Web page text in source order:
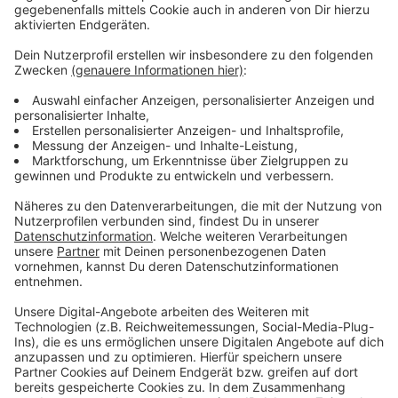
Anzeige
Vorstellen brauchen wir ihn euch nicht. Seit 2003
treibt Jürgen Bangert nun als "Elvis Eifel" seine Späße
am Telefon mit seinen Hörerinnen und Hörern im Radio.
Aber selbst seine 'Opfer' müssen am Ende mit lachen -
wenn auch nicht immer. Und weil Elvis das noch viele
Jahre weitermachen möchte, benötigt er eure
Unterstützung. Ihr habt gerade jemanden im Kopf, dem
mal ein Streich gespielt werden sollte? Dann nutzt
das Formular und tretet mit Elvis direkt in Kontakt! Er
freut sich auf jede neue Nachricht.
Anzeige
Anzeige